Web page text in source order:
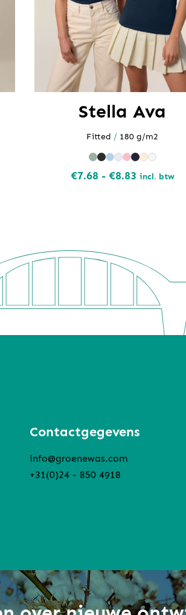
Stella Ava
Fitted / 180 g/m2
€7.68 - €8.83 incl. btw
Contactgegevens
info@groenewas.com
+31(0)24 - 850 4918